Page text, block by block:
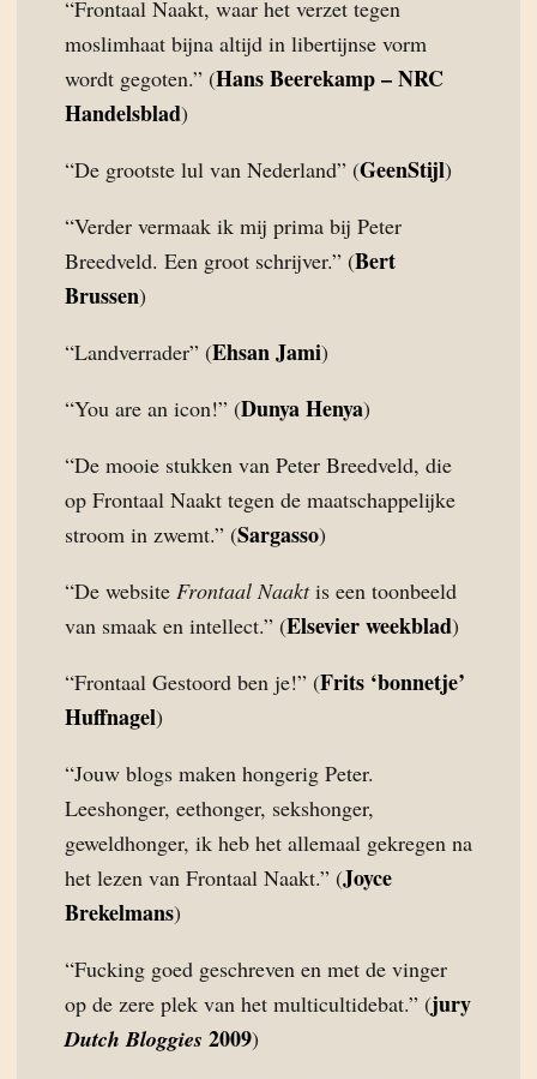
“Frontaal Naakt, waar het verzet tegen
moslimhaat bijna altijd in libertijnse vorm
wordt gegoten.” (Hans Beerekamp – NRC
Handelsblad)
“De grootste lul van Nederland” (GeenStijl)
“Verder vermaak ik mij prima bij Peter
Breedveld. Een groot schrijver.” (Bert
Brussen)
“Landverrader” (Ehsan Jami)
“You are an icon!” (Dunya Henya)
“De mooie stukken van Peter Breedveld, die
op Frontaal Naakt tegen de maatschappelijke
stroom in zwemt.” (Sargasso)
“De website Frontaal Naaktis een toonbeeld
van smaak en intellect.” (Elsevier weekblad)
“Frontaal Gestoord ben je!” (Frits ‘bonnetje’
Huffnagel)
“Jouw blogs maken hongerig Peter.
Leeshonger, eethonger, sekshonger,
geweldhonger, ik heb het allemaal gekregen na
het lezen van Frontaal Naakt.” (Joyce
Brekelmans)
“Fucking goed geschreven en met de vinger
op de zere plek van het multicultidebat.” (jury
Dutch Bloggies 2009)